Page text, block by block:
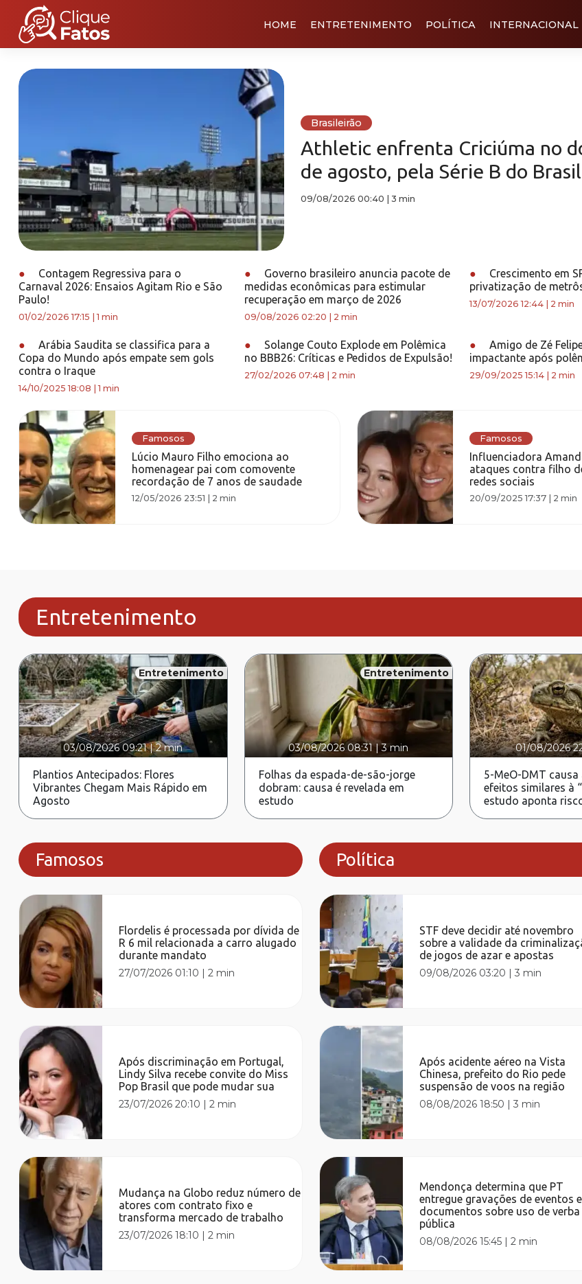
HOME ENTRETENIMENTO POLÍTICA INTERNACIONAL
Brasileirão
Athletic enfrenta Criciúma no
de agosto, pela Série B do
09/08/2026 00:40 3 min
●
Contagem Regressiva para o
Carnaval 2026: Ensaios Agitam Rio e São
Paulo!
01/02/2026 17:15 |1 min
●
Governo brasileiro anuncia pacote de
medidas econômicas para estimular
recuperação em março de 2026
09/08/2026 02:20 2 min
●
Crescimento em
privatização de
13/07/2026 12:44 2 min
●
Arábia Saudita se classifica para a
Copa do Mundo após empate sem gols
contra o Iraque
14/10/2025 18:08 |1 min
●
Solange Couto Explode em Polêmica
no BBB26: Críticas e Pedidos de Expulsão!
27/02/2026 07:48 2 min
●
Amigo de Zé
impactante após
29/09/2025 15:14 2 min
Famosos
Lúcio Mauro Filho emociona ao
homenagear pai com comovente
recordação de 7 anos de saudade
12/05/2026 23:51 | 2 min
Famosos
Influenciadora
ataques contra filho
redes sociais
20/09/2025 17:37 | 2 min
Entretenimento
Entretenimento
03/08/2026 09:21|2 min
Plantios Antecipados: Flores
Vibrantes Chegam Mais Rápido em
Agosto
Entretenimento
03/08/2026 08:31|3 min
Folhas da espada-de-são-jorge
dobram: causa é revelada em
estudo
01/08/2026
5-MeO-DMT causa
efeitos similares à
estudo aponta
Famosos
Flordelis é processada por dívida de
R 6 mil relacionada a carro alugado
durante mandato
27/07/2026 01:10 |2 min
Após discriminação em Portugal,
Lindy Silva recebe convite do Miss
Pop Brasil que pode mudar sua
23/07/2026 20:10 |2 min
Mudança na Globo reduz número de
atores com contrato fixo e
transforma mercado de trabalho
23/07/2026 18:10 |2 min
Política
STF deve decidir até novembro
sobre a validade da
de jogos de azar e apostas
09/08/2026 03:20 |3 min
Após acidente aéreo na Vista
Chinesa, prefeito do Rio pede
suspensão de voos na região
08/08/2026 18:50 |3 min
Mendonça determina que PT
entregue gravações de eventos e
documentos sobre uso de verba
pública
08/08/2026 15:45 |2 min